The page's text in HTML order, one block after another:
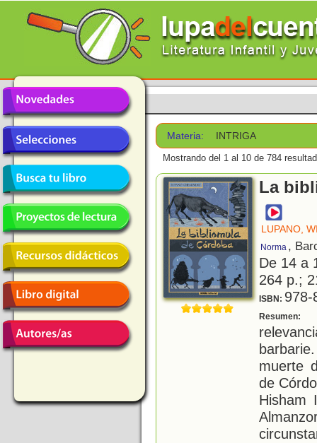
Materia: INTRIGA
Mostrando del 1 al 10 de 784
La
LUPANO,
Norma ,
De 14 a
264 p.;
ISBN: 978-
Resumen:
muerte
de
Hisham